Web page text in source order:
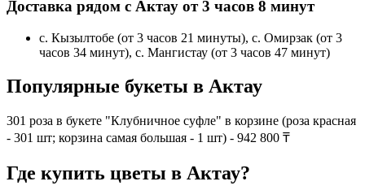
Доставка рядом с Актау от 3 часов 8 минут
с. Кызылтобе (от 3 часов 21 минуты), с. Омирзак (от 3
часов 34 минут), с. Мангистау (от 3 часов 47 минут)
Популярные букеты в Актау
301 роза в букете "Клубничное суфле" в корзине (роза красная
- 301 шт; корзина самая большая - 1 шт) - 942 800 ₸
Где купить цветы в Актау?